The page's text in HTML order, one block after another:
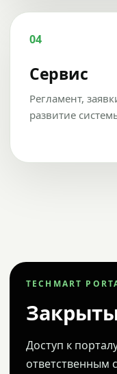
04
Сервис
Регламент,
развитие
TECHMART
Доступ к
ответственным